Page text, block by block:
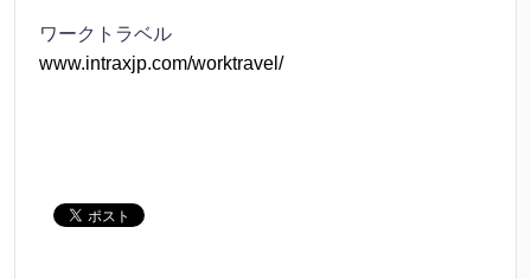
ワークトラベル
www.intraxjp.com/worktravel/